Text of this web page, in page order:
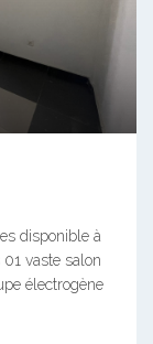
disponible à
vaste salon
électrogène